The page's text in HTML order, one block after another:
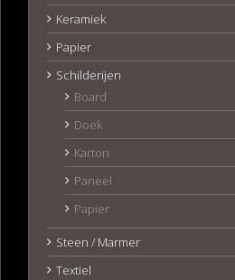
Keramiek
Papier
Schilderijen
Board
Doek
Karton
Paneel
Papier
Steen / Marmer
Textiel